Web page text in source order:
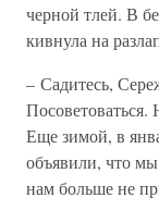
черной тлей. В
кивнула на
– Садитесь,
Еще зимой, в
объявили, что
нам больше не